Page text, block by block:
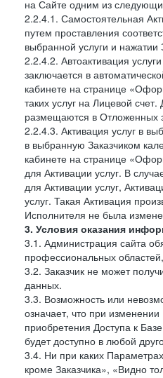
на Сайте одним из
2.2.4.1. Самостоятельная
путем проставления
выбранной услуги и нажатии
2.2.4.2. Автоактивация
заключается в
кабинете на странице
таких услуг на Лицевой
размещаются в Отложенных
2.2.4.3. Активация услуг в
в выбранную Заказчиком
кабинете на странице
для Активации услуг. В
для Активации услуг,
услуг. Такая Активация
Исполнителя не была
3. Условия оказания
3.1. Администрация сайта
профессиональных
3.2. Заказчик не может
данных.
3.3. Возможность или
означает, что при
приобретения Доступа к
будет доступно в любой
3.4. Ни при каких
кроме Заказчика», «Видно